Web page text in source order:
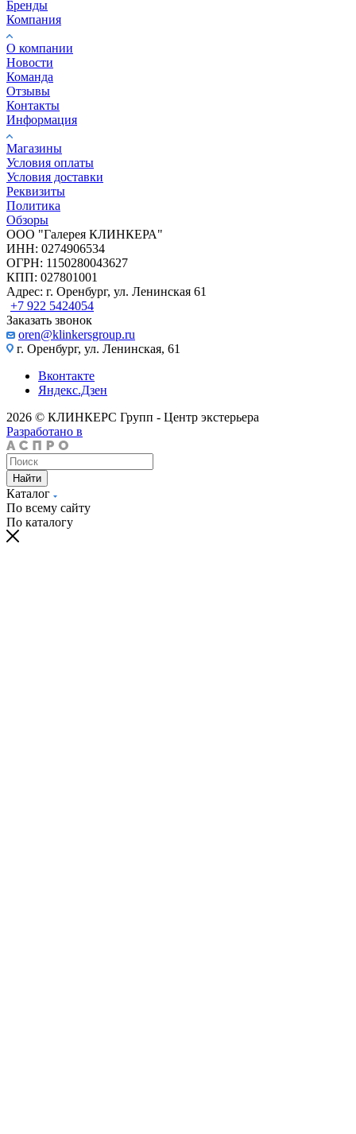
Бренды
Компания
О компании
Новости
Команда
Отзывы
Контакты
Информация
Магазины
Условия оплаты
Условия доставки
Реквизиты
Политика
Обзоры
ООО "Галерея КЛИНКЕРА"
ИНН: 0274906534
ОГРН: 1150280043627
КПП: 027801001
Адрес: г. Оренбург, ул. Ленинская 61
+7 922 5424054
Заказать звонок
oren@klinkersgroup.ru
г. Оренбург, ул. Ленинская, 61
Вконтакте
Яндекс.Дзен
2026 © КЛИНКЕРС Групп - Центр экстерьера
Разработано в
Найти
Каталог
По всему сайту
По каталогу